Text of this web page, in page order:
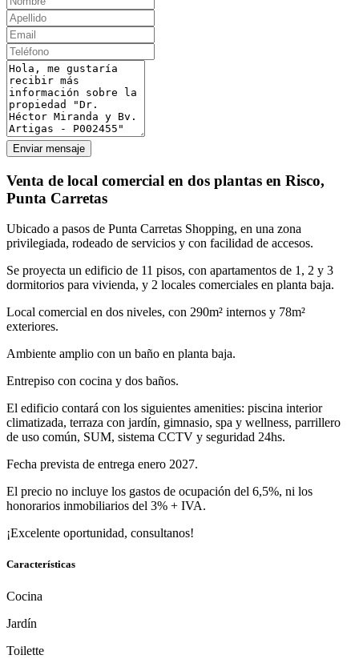
Enviar mensaje
Venta de local comercial en dos plantas en Risco,
Punta Carretas
Ubicado a pasos de Punta Carretas Shopping, en una zona
privilegiada, rodeado de servicios y con facilidad de accesos.
Se proyecta un edificio de 11 pisos, con apartamentos de 1, 2 y 3
dormitorios para vivienda, y 2 locales comerciales en planta baja.
Local comercial en dos niveles, con 290m² internos y 78m²
exteriores.
Ambiente amplio con un baño en planta baja.
Entrepiso con cocina y dos baños.
El edificio contará con los siguientes amenities: piscina interior
climatizada, terraza con jardín, gimnasio, spa y wellness, parrillero
de uso común, SUM, sistema CCTV y seguridad 24hs.
Fecha prevista de entrega enero 2027.
El precio no incluye los gastos de ocupación del 6,5%, ni los
honorarios inmobiliarios del 3% + IVA.
¡Excelente oportunidad, consultanos!
Características
Cocina
Jardín
Toilette